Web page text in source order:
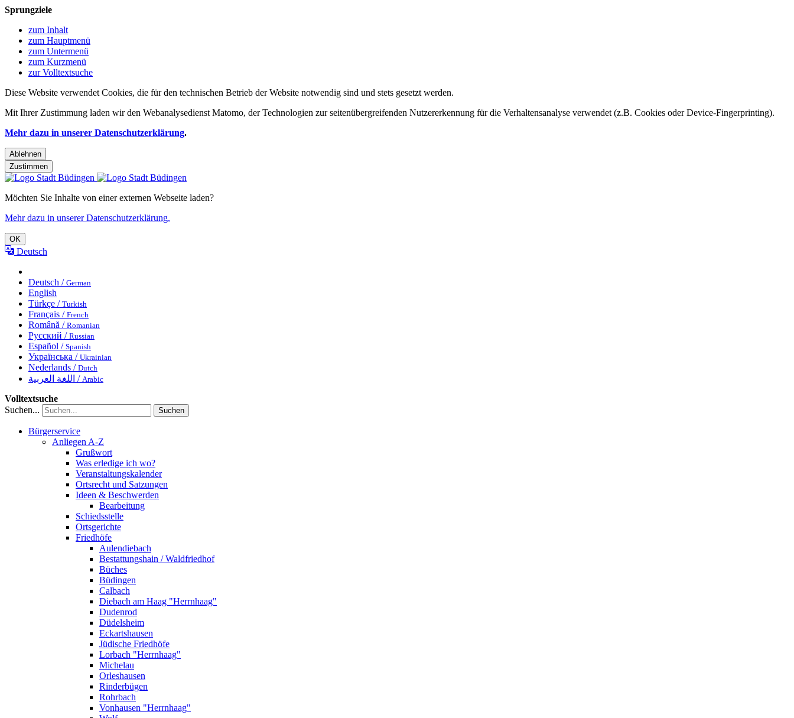
Sprungziele
zum Inhalt
zum Hauptmenü
zum Untermenü
zum Kurzmenü
zur Volltextsuche
Diese Website verwendet Cookies, die für den technischen Betrieb der Website notwendig sind und stets gesetzt werden.
Mit Ihrer Zustimmung laden wir den Webanalysedienst Matomo, der Technologien zur seitenübergreifenden Nutzererkennung für die Verhaltensanalyse verwendet (z.B. Cookies oder Device-Fingerprinting).
Mehr dazu in unserer Datenschutzerklärung.
Ablehnen
Zustimmen
Möchten Sie Inhalte von einer externen Webseite laden?
Mehr dazu in unserer Datenschutzerklärung.
OK
Deutsch
Deutsch / German
English
Türkçe / Turkish
Français / French
Română / Romanian
Русский / Russian
Español / Spanish
Українська / Ukrainian
Nederlands / Dutch
اللغة العربية / Arabic
Volltextsuche
Suchen...
Suchen
Bürgerservice
Anliegen A-Z
Grußwort
Was erledige ich wo?
Veranstaltungskalender
Ortsrecht und Satzungen
Ideen & Beschwerden
Bearbeitung
Schiedsstelle
Ortsgerichte
Friedhöfe
Aulendiebach
Bestattungshain / Waldfriedhof
Büches
Büdingen
Calbach
Diebach am Haag "Herrnhaag"
Dudenrod
Düdelsheim
Eckartshausen
Jüdische Friedhöfe
Lorbach "Herrnhaag"
Michelau
Orleshausen
Rinderbügen
Rohrbach
Vonhausen "Herrnhaag"